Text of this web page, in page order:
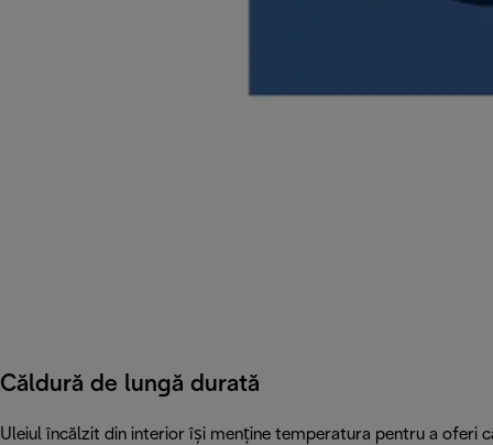
Căldură de lungă durată
Uleiul încălzit din interior își menține temperatura pentru a oferi